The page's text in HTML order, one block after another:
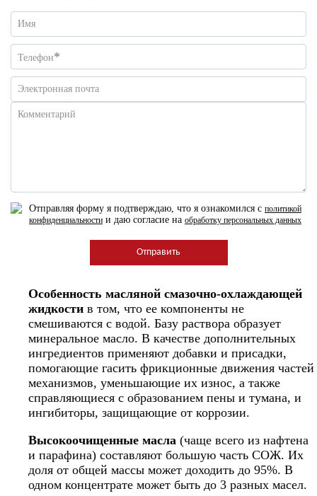
Имя
Телефон*
Электронная почта
Комментарий
Отправляя форму я подтверждаю, что я ознакомился с политикой
конфиденциальности и даю согласие на обработку персональных данных
Особенность масляной смазочно-охлаждающей
жидкости в том, что ее компоненты не
смешиваются с водой. Базу раствора образует
минеральное масло. В качестве дополнительных
ингредиентов применяют добавки и присадки,
помогающие гасить фрикционные движения частей
механизмов, уменьшающие их износ, а также
справляющиеся с образованием пены и тумана, и
ингибиторы, защищающие от коррозии.
Высокоочищенные масла (чаще всего из нафтена
и парафина) составляют большую часть СОЖ. Их
доля от общей массы может доходить до 95%. В
одном концентрате может быть до 3 разных масел.